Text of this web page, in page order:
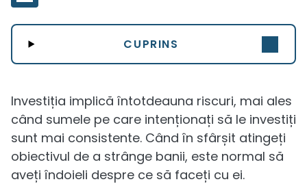
CUPRINS
Investiția implică întotdeauna riscuri, mai ales
când sumele pe care intenționați să le investiți
sunt mai consistente. Când în sfârșit atingeți
obiectivul de a strânge banii, este normal să
aveți îndoieli despre ce să faceți cu ei.